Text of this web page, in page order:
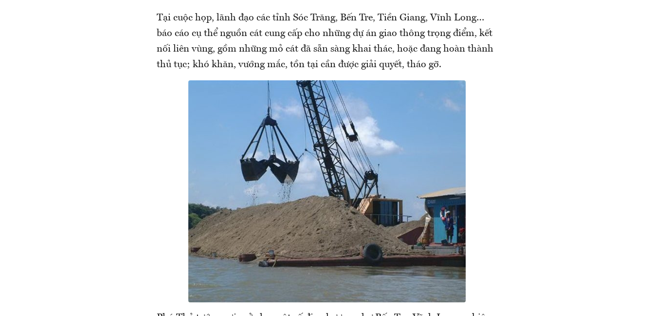
Tại cuộc họp, lãnh đạo các tỉnh Sóc Trăng, Bến Tre, Tiền Giang, Vĩnh Long…
báo cáo cụ thể nguồn cát cung cấp cho những dự án giao thông trọng điểm, kết
nối liên vùng, gồm những mỏ cát đã sẵn sàng khai thác, hoặc đang hoàn thành
thủ tục; khó khăn, vướng mắc, tồn tại cần được giải quyết, tháo gỡ.